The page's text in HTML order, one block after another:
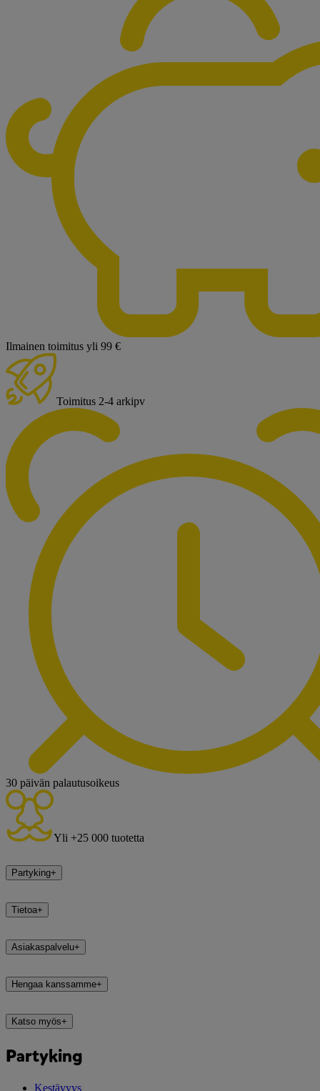
Ilmainen toimitus yli 99 €
Toimitus 2-4 arkipv
30 päivän palautusoikeus
Yli +25 000 tuotetta
Partyking+
Tietoa+
Asiakaspalvelu+
Hengaa kanssamme+
Katso myös+
Partyking
Kestävyys